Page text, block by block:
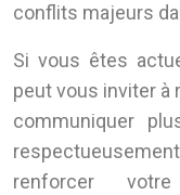
conflits majeurs
Si vous êtes
peut vous inviter à
communiquer
renforcer